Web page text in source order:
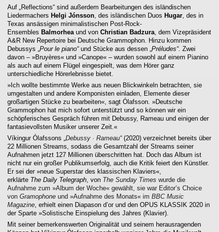
Auf
Reflections“ sind außerdem Bearbeitungen des isländischen
Liedermachers Helgi Jónsson , des isländischen Duos Hugar , des in
Texas ansässigen minimalistischen Post-Rock-
Ensembles Balmorhea und von Christian Badzura , dem Vizepräsident
A&R New Repertoire bei Deutsche Grammophon. Hinzu kommen
Debussys „ Pour le piano“und Stücke aus dessen „ Préludes“. Zwei
davon – »Bruyères« und »Canope« – wurden sowohl auf einem Pianino
als auch auf einem Flügel eingespielt, was dem Hörer ganz
unterschiedliche Hörerlebnisse bietet.
»Ich wollte bestimmte Werke aus neuen Blickwinkeln betrachten, sie
umgestalten und andere Komponisten einladen, Elemente dieser
großartigen Stücke zu bearbeiten«, sagt Ólafsson. »Deutsche
Grammophon hat mich sofort unterstützt und so können wir ein
schöpferisches Gespräch führen mit Debussy, Rameau und einigen der
fantasievollsten Musiker unserer Zeit.«
Víkingur Ólafssons „ Debussy · Rameau“ (2020) verzeichnet bereits über
22 Millionen Streams, sodass die Gesamtzahl der Streams seiner
Aufnahmen jetzt 127 Millionen überschritten hat. Doch das Album ist
nicht nur ein großer Publikumserfolg, auch die Kritik feiert den Künstler.
Er sei der »neue Superstar des klassischen Klaviers«,
erklärte The Daily Telegraph , von The Sunday Times wurde die
Aufnahme zum »Album der Woche« gewählt, sie war Editor’s Choice
von Gramophone und »Aufnahme des Monats« im BBC Music
Magazine , erhielt einen Diapason d’or und den OPUS KLASSIK 2020 in
der Sparte »Solistische Einspielung des Jahres (Klavier).
Mit seiner bemerkenswerten Originalität und seinem herausragenden